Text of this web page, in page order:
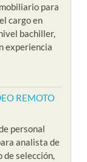
para
cargo en
bachiller,
experiencia
REMOTO
personal
analista de
de selección,